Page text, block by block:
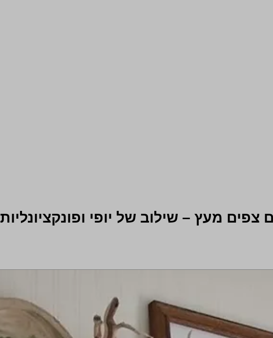
צפים מעץ – שילוב של יופי ופונקציונליות